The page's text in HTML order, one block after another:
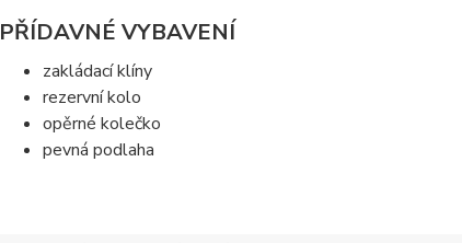
PŘÍDAVNÉ VYBAVENÍ
zakládací klíny
rezervní kolo
opěrné kolečko
pevná podlaha